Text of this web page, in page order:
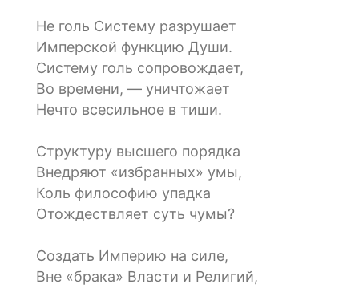
Не голь Систему разрушает
Имперской функцию Души.
Систему голь сопровождает,
Во времени, — уничтожает
Нечто всесильное в тиши.
Структуру высшего порядка
Внедряют «избранных» умы,
Коль философию упадка
Отождествляет суть чумы?
Создать Империю на силе,
Вне «брака» Власти и Религий,